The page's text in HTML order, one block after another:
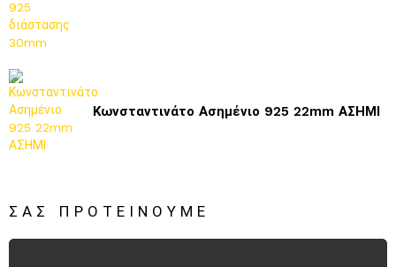
Κωνσταντινάτο Ασημένιο 925 22mm ΑΣΗΜΙ
ΣΑΣ ΠΡΟΤΕΊΝΟΥΜΕ